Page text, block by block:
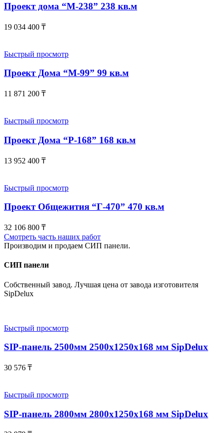
Проект дома “М-238” 238 кв.м
19 034 400 ₸
Быстрый просмотр
Проект Дома “М-99” 99 кв.м
11 871 200 ₸
Быстрый просмотр
Проект Дома “Р-168” 168 кв.м
13 952 400 ₸
Быстрый просмотр
Проект Общежития “Г-470” 470 кв.м
32 106 800 ₸
Смотреть часть наших работ
Производим и продаем СИП панели.
СИП панели
Собственный завод. Лучшая цена от завода изготовителя
SipDelux
Быстрый просмотр
SIP-панель 2500мм 2500x1250x168 мм SipDelux
30 576 ₸
Быстрый просмотр
SIP-панель 2800мм 2800x1250x168 мм SipDelux